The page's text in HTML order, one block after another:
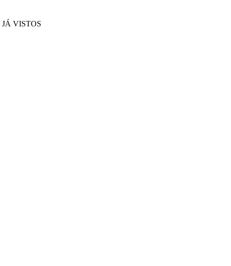
JÁ VISTOS